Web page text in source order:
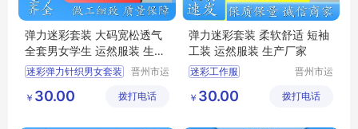
弹力迷彩套装 大码宽松透气
全套男女学生 运然服装 生产
厂家
迷彩弹力针织男女套装
迷彩套装
晋州市运
工厂
￥ 30.00 拨打电话
弹力迷彩套装 柔软舒适 短袖
工装 运然服装 生产厂家
迷彩工作服
迷彩套装
晋州市运
工厂
￥ 30.00 拨打电话